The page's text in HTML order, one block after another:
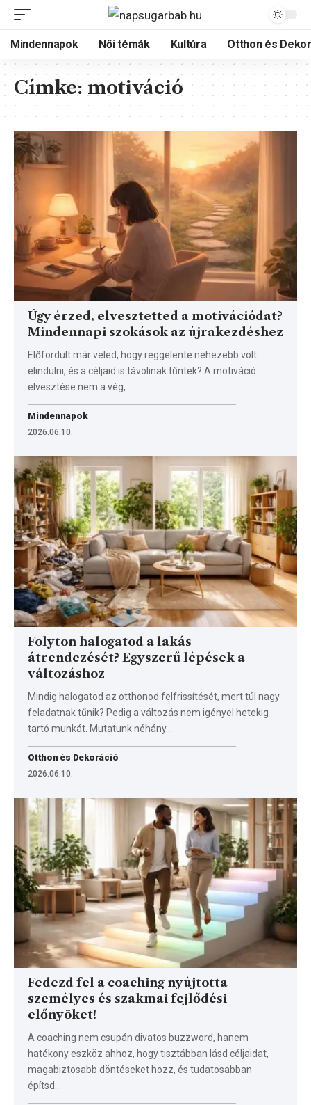
Mindennapok Női témák Kultúra Otthon és
Címke: motiváció
Úgy érzed, elvesztetted a motivációdat?
Mindennapi szokások az újrakezdéshez
Előfordult már veled, hogy reggelente nehezebb volt
elindulni, és a céljaid is távolinak tűntek? A motiváció
elvesztése nem a vég,…
Mindennapok
2026.06.10.
Folyton halogatod a lakás
átrendezését? Egyszerű lépések a
változáshoz
Mindig halogatod az otthonod felfrissítését, mert túl nagy
feladatnak tűnik? Pedig a változás nem igényel hetekig
tartó munkát. Mutatunk néhány…
Otthon és Dekoráció
2026.06.10.
Fedezd fel a coaching nyújtotta
személyes és szakmai fejlődési
előnyöket!
A coaching nem csupán divatos buzzword, hanem
hatékony eszköz ahhoz, hogy tisztábban lásd céljaidat,
magabiztosabb döntéseket hozz, és tudatosabban
építsd…